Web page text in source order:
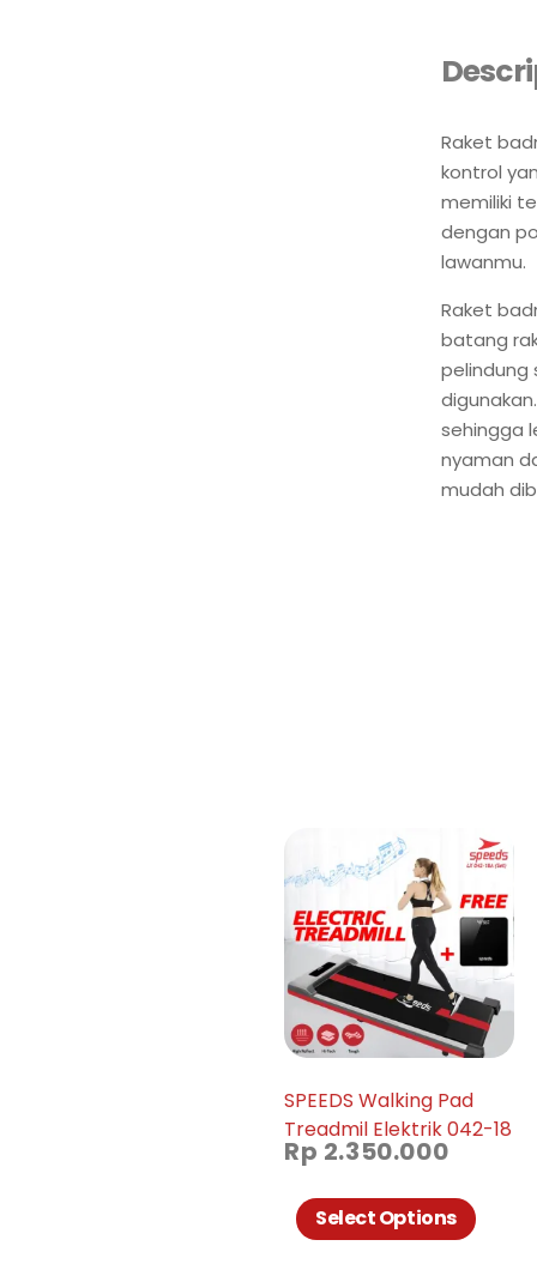
Raket
kontrol
memiliki
dengan
lawanmu.
Raket
batang
pelindung
sehingga
nyaman
mudah
SPEEDS Walking Pad
Treadmil Elektrik 042-18
Rp 2.350.000
Select Options